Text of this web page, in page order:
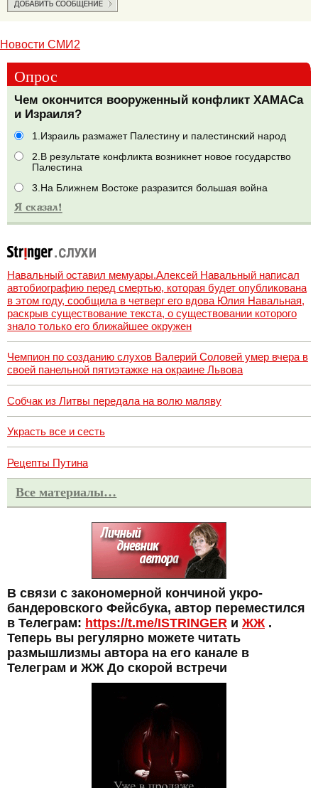
Новости СМИ2
Опрос
Чем окончится вооруженный конфликт ХАМАСа
и Израиля?
1.Израиль размажет Палестину и палестинский народ
2.В результате конфликта возникнет новое государство
Палестина
3.На Ближнем Востоке разразится большая война
Навальный оставил мемуары.Алексей Навальный написал
автобиографию перед смертью, которая будет опубликована
в этом году, сообщила в четверг его вдова Юлия Навальная,
раскрыв существование текста, о существовании которого
знало только его ближайшее окружен
Чемпион по созданию слухов Валерий Соловей умер вчера в
своей панельной пятиэтажке на окраине Львова
Собчак из Литвы передала на волю маляву
Украсть все и сесть
Рецепты Путина
Все материалы…
В связи с закономерной кончиной укро-
бандеровского Фейсбука, автор переместился
в Телеграм: https://t.me/ISTRINGER и ЖЖ .
Теперь вы регулярно можете читать
размышлизмы автора на его канале в
Телеграм и ЖЖ До скорой встречи